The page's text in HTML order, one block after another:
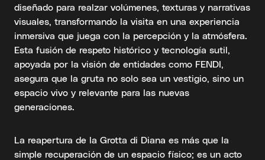
diseñado para realzar volúmenes, texturas y narrativas
visuales, transformando la visita en una experiencia
inmersiva que juega con la percepción y la atmósfera.
Esta fusión de respeto histórico y tecnología sutil,
apoyada por la visión de entidades como FENDI,
asegura que la gruta no solo sea un vestigio, sino un
espacio vivo y relevante para las nuevas
generaciones.
La reapertura de la Grotta di Diana es más que la
simple recuperación de un espacio físico; es un acto